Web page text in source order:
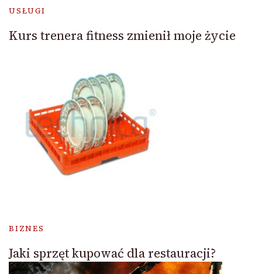
USŁUGI
Kurs trenera fitness zmienił moje życie
BIZNES
Jaki sprzęt kupować dla restauracji?